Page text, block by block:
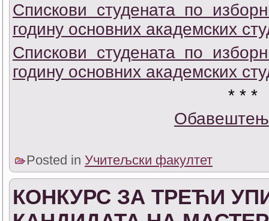
Спискови студената по
годину основних академских
Спискови студената по
годину основних академских
* * *
Posted in Учитељски факултет
КОНКУРС ЗА ТРЕЋИ